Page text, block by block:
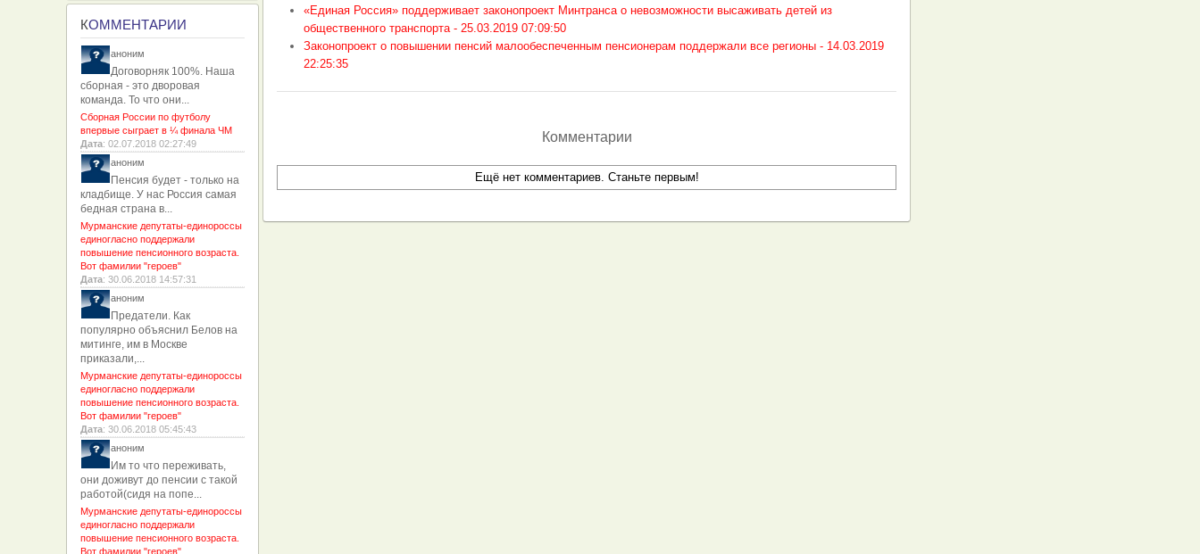
«Единая Россия» поддерживает законопроект Минтранса о невозможности высаживать детей из
общественного транспорта - 25.03.2019 07:09:50
Законопроект о повышении пенсий малообеспеченным пенсионерам поддержали все регионы - 14.03.2019
22:25:35
Комментарии
Ещё нет комментариев. Станьте первым!
КОММЕНТАРИИ
аноним
Договорняк 100%. Наша
сборная - это дворовая
команда. То что они...
Сборная России по футболу
впервые сыграет в ¼ финала ЧМ
Дата: 02.07.2018 02:27:49
аноним
Пенсия будет - только на
кладбище. У нас Россия самая
бедная страна в...
Мурманские депутаты-единороссы
единогласно поддержали
повышение пенсионного возраста.
Вот фамилии "героев"
Дата: 30.06.2018 14:57:31
аноним
Предатели. Как
популярно объяснил Белов на
митинге, им в Москве
приказали,...
Мурманские депутаты-единороссы
единогласно поддержали
повышение пенсионного возраста.
Вот фамилии "героев"
Дата: 30.06.2018 05:45:43
аноним
Им то что переживать,
они доживут до пенсии с такой
работой(сидя на попе...
Мурманские депутаты-единороссы
единогласно поддержали
повышение пенсионного возраста.
Вот фамилии "героев"